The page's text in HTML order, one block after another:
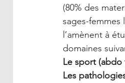
(80% des
sages-femmes
l’amènent à
domaines
Le sport
Les